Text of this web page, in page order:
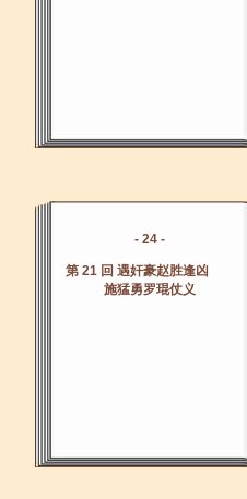
- 24 -
第 21 回 遇奸豪赵胜逢凶
施猛勇罗琨仗义